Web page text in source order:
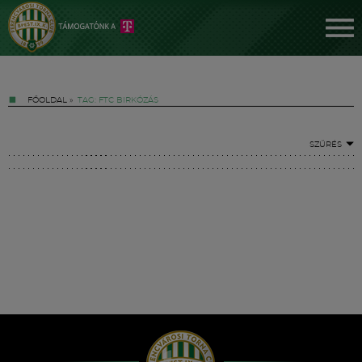
FŐOLDAL » TAG: FTC BIRKÓZÁS
SZŰRÉS
Hírek